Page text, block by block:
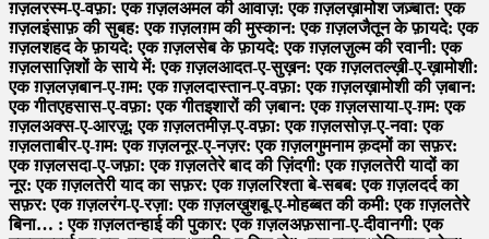
ग़ज़लरस्म-ए-वफ़ा: एक ग़ज़लअमल की आवाज़: एक ग़ज़लख़ामोश जज़्बात: एक
ग़ज़लइंसाफ़ की सुबह: एक ग़ज़लग़म की मुस्कान: एक ग़ज़लजैतून के फ़ायदे: एक
ग़ज़लशहद के फ़ायदे: एक ग़ज़लसेब के फ़ायदे: एक ग़ज़लज़ुल्म की रवानी: एक
ग़ज़लसाज़िशों के साये में: एक ग़ज़लआदत-ए-सुख़न: एक ग़ज़लतल्ख़ी-ए-ख़ामोशी:
एक ग़ज़लज़बान-ए-ग़म: एक ग़ज़लदास्तान-ए-वफ़ा: एक ग़ज़लख़ामोशी की ज़बान:
एक गीतएहसास-ए-वफ़ा: एक गीतइशारों की ज़बान: एक ग़ज़लसाया-ए-ग़म: एक
ग़ज़लअक्स-ए-आरज़ू: एक ग़ज़लतमीज़-ए-वफ़ा: एक ग़ज़लसोज़-ए-नवा: एक
ग़ज़लताबीर-ए-ग़म: एक ग़ज़लनूर-ए-नज़र: एक ग़ज़लगुमनाम क़दमों का सफ़र:
एक ग़ज़लसदा-ए-जफ़ा: एक ग़ज़लतेरे बाद की ज़िंदगी: एक ग़ज़लतेरी यादों का
नूर: एक ग़ज़लतेरी याद का सफ़र: एक ग़ज़लरिश्ता बे-सबब: एक ग़ज़लदर्द का
सफ़र: एक ग़ज़लरंग-ए-रज़ा: एक ग़ज़लख़ुशबू-ए-मोहब्बत की कमी: एक ग़ज़लतेरे
बिना… : एक ग़ज़लतन्हाई की पुकार: एक ग़ज़लअफ़साना-ए-दीवानगी: एक